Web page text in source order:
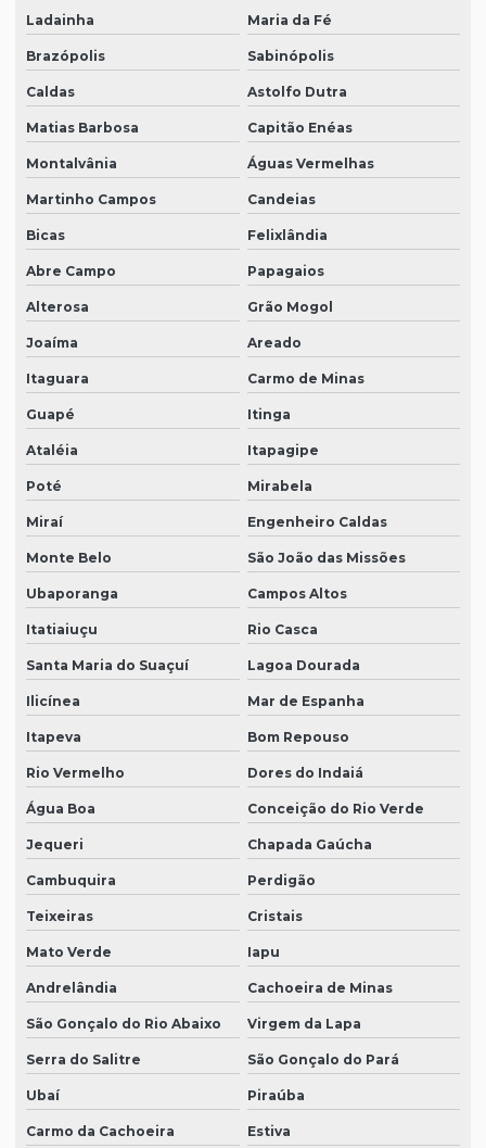
Ladainha Maria da Fé
Brazópolis Sabinópolis
Caldas Astolfo Dutra
Matias Barbosa Capitão Enéas
Montalvânia Águas Vermelhas
Martinho Campos Candeias
Bicas Felixlândia
Abre Campo Papagaios
Alterosa Grão Mogol
Joaíma Areado
Itaguara Carmo de Minas
Guapé Itinga
Ataléia Itapagipe
Poté Mirabela
Miraí Engenheiro Caldas
Monte Belo São João das Missões
Ubaporanga Campos Altos
Itatiaiuçu Rio Casca
Santa Maria do Suaçuí Lagoa Dourada
Ilicínea Mar de Espanha
Itapeva Bom Repouso
Rio Vermelho Dores do Indaiá
Água Boa Conceição do Rio Verde
Jequeri Chapada Gaúcha
Cambuquira Perdigão
Teixeiras Cristais
Mato Verde Iapu
Andrelândia Cachoeira de Minas
São Gonçalo do Rio Abaixo Virgem da Lapa
Serra do Salitre São Gonçalo do Pará
Ubaí Piraúba
Carmo da Cachoeira Estiva